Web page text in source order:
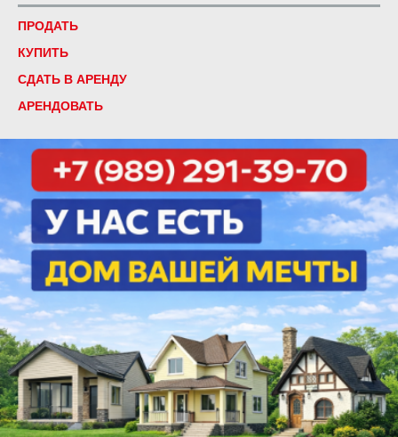
ПРОДАТЬ
КУПИТЬ
СДАТЬ В АРЕНДУ
АРЕНДОВАТЬ